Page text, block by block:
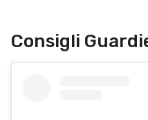
Consigli